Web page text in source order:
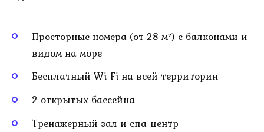
Просторные номера (от 28 м²) с балконами и
видом на море
Бесплатный Wi-Fi на всей территории
2 открытых бассейна
Тренажерный зал и спа-центр